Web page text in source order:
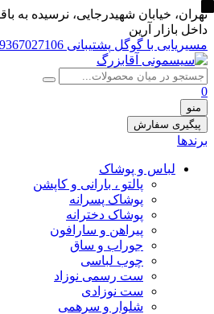
تهران، خيابان شهيدرجايى، نرسیده به
داخل بازار آرین
مسیریابی با گوگل پشتیبانی 09367027106
0
منو
پیگیری سفارش
برندها
لباس و پوشاک
پالتو ، بارانی و کاپشن
پوشاک پسرانه
پوشاک دخترانه
پیراهن و سارافون
جوراب و ساق
چوب لباسی
ست رسمی نوزاد
ست نوزادی
شلوار و سرهمی